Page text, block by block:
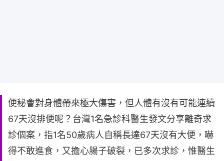
便秘會對身體帶來極大傷害，但人體有沒有可能連續
67天沒排便呢？台灣1名急診科醫生發文分享離奇求
診個案，指1名50歲病人自稱長達67天沒有大便，嚇
得不敢進食，又擔心腸子破裂，已多次求診，惟醫生